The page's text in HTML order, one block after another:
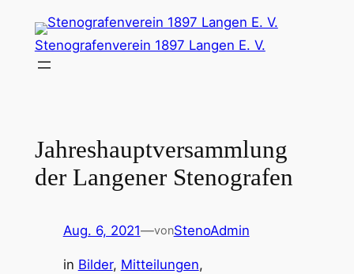
Inhalt
springen
Stenografenverein 1897 Langen E. V.
Jahreshauptversammlung
der Langener Stenografen
Aug. 6, 2021—vonStenoAdmin
in Bilder, Mitteilungen